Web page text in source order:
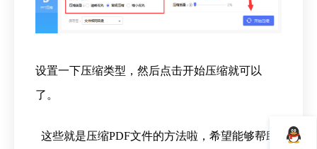
设置一下压缩类型，然后点击开始压缩就可以
了。
这些就是压缩PDF文件的方法啦，希望能够帮助